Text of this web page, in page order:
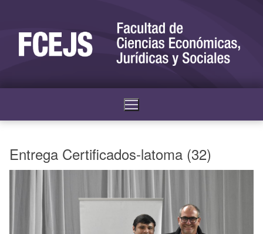
Entrega Certificados-latoma (32)